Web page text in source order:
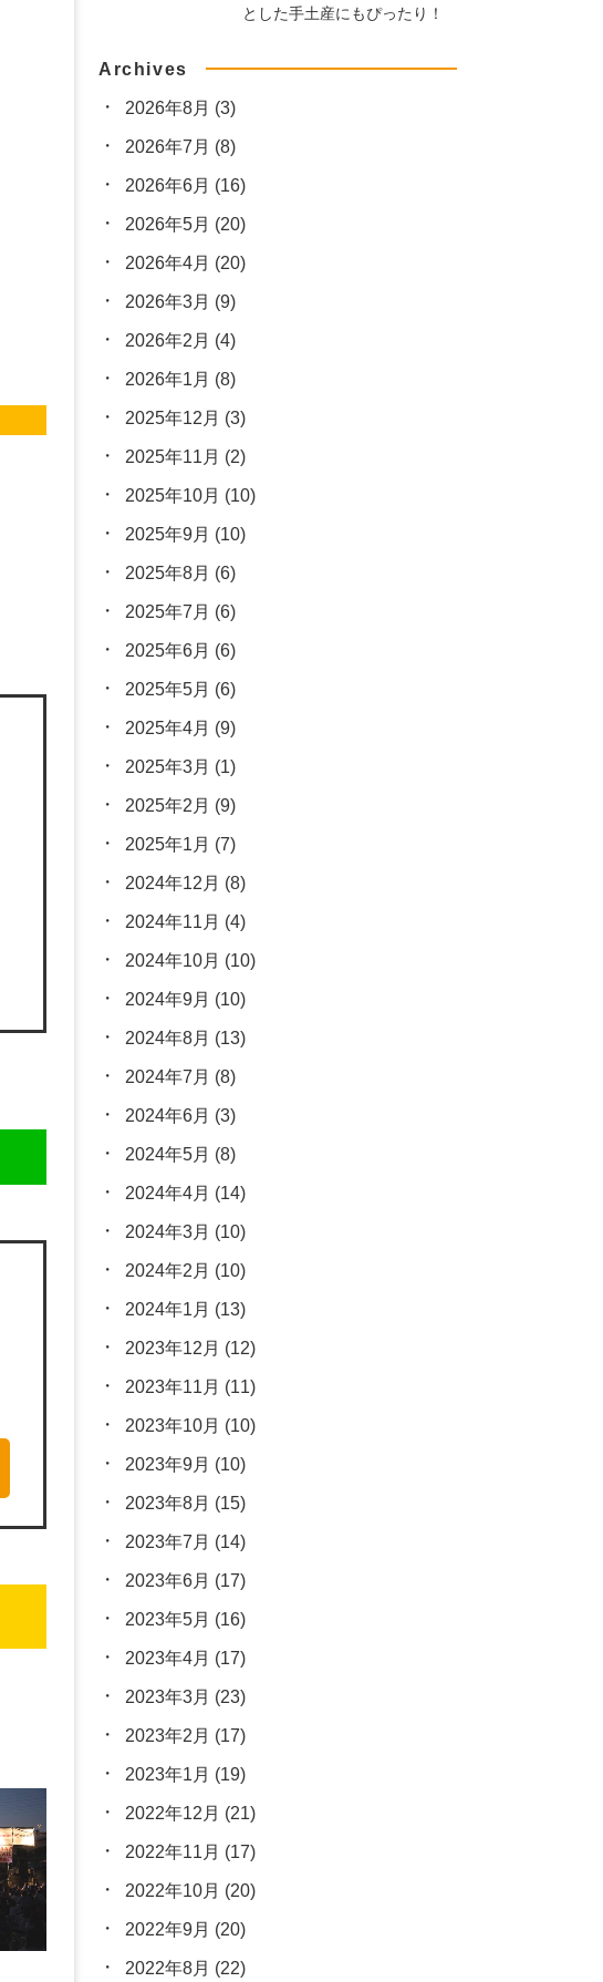
とした手土産にもぴったり！
Archives
2026年8月 (3)
2026年7月 (8)
2026年6月 (16)
2026年5月 (20)
2026年4月 (20)
2026年3月 (9)
2026年2月 (4)
2026年1月 (8)
2025年12月 (3)
2025年11月 (2)
2025年10月 (10)
2025年9月 (10)
2025年8月 (6)
2025年7月 (6)
2025年6月 (6)
2025年5月 (6)
2025年4月 (9)
2025年3月 (1)
2025年2月 (9)
2025年1月 (7)
2024年12月 (8)
2024年11月 (4)
2024年10月 (10)
2024年9月 (10)
2024年8月 (13)
2024年7月 (8)
2024年6月 (3)
2024年5月 (8)
2024年4月 (14)
2024年3月 (10)
2024年2月 (10)
2024年1月 (13)
2023年12月 (12)
2023年11月 (11)
2023年10月 (10)
2023年9月 (10)
2023年8月 (15)
2023年7月 (14)
2023年6月 (17)
2023年5月 (16)
2023年4月 (17)
2023年3月 (23)
2023年2月 (17)
2023年1月 (19)
2022年12月 (21)
2022年11月 (17)
2022年10月 (20)
2022年9月 (20)
2022年8月 (22)